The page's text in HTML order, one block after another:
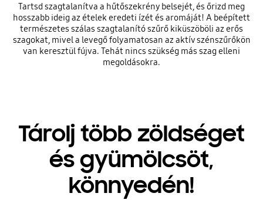
Tartsd szagtalanítva a hűtőszekrény belsejét, és őrizd meg
hosszabb ideig az ételek eredeti ízét és aromáját! A beépített
természetes szálas szagtalanító szűrő kiküszöböli az erős
szagokat, mivel a levegő folyamatosan az aktív szénszűrőkön
van keresztül fújva. Tehát nincs szükség más szag elleni
megoldásokra.
Tárolj több zöldséget
és gyümölcsöt,
könnyedén!